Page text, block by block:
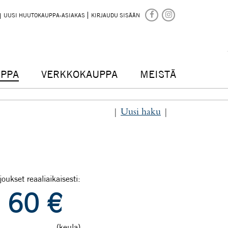
UUSI HUUTOKAUPPA-ASIAKAS KIRJAUDU SISÄÄN
VERKKOKAUPPA MEISTÄ
Uusi haku
reaaliaikaisesti:
60 €